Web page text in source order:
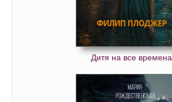
Дитя на все времена